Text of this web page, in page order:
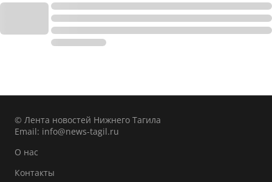
© Лента новостей Нижнего Тагила
Email: info@news-tagil.ru
О нас
Контакты